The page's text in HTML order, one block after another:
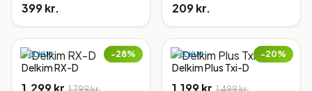
399 kr. 209 kr.
−28%
DELKIM
Delkim RX-D
1.299 kr.
−20%
DELKIM
Delkim Plus Txi-D
1.199 kr.